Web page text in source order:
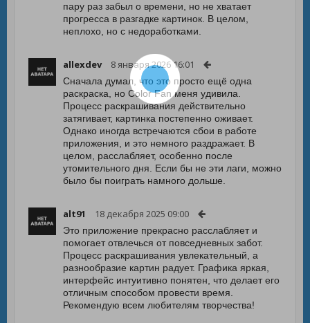
пару раз забыл о времени, но не хватает
прогресса в разгадке картинок. В целом,
неплохо, но с недоработками.
allexdev 8 января 2026 16:01
Сначала думал, что это просто ещё одна
раскраска, но Color Fan меня удивила.
Процесс раскрашивания действительно
затягивает, картинка постепенно оживает.
Однако иногда встречаются сбои в работе
приложения, и это немного раздражает. В
целом, расслабляет, особенно после
утомительного дня. Если бы не эти лаги, можно
было бы поиграть намного дольше.
alt91 18 декабря 2025 09:00
Это приложение прекрасно расслабляет и
помогает отвлечься от повседневных забот.
Процесс раскрашивания увлекательный, а
разнообразие картин радует. Графика яркая,
интерфейс интуитивно понятен, что делает его
отличным способом провести время.
Рекомендую всем любителям творчества!